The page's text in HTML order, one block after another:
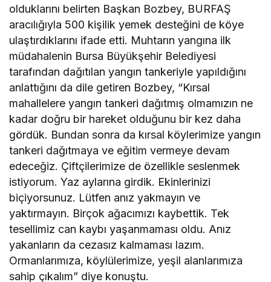
olduklarını belirten Başkan Bozbey, BURFAŞ
aracılığıyla 500 kişilik yemek desteğini de köye
ulaştırdıklarını ifade etti. Muhtarın yangına ilk
müdahalenin Bursa Büyükşehir Belediyesi
tarafından dağıtılan yangın tankeriyle yapıldığını
anlattığını da dile getiren Bozbey, “Kırsal
mahallelere yangın tankeri dağıtmış olmamızın ne
kadar doğru bir hareket olduğunu bir kez daha
gördük. Bundan sonra da kırsal köylerimize yangın
tankeri dağıtmaya ve eğitim vermeye devam
edeceğiz. Çiftçilerimize de özellikle seslenmek
istiyorum. Yaz aylarına girdik. Ekinlerinizi
biçiyorsunuz. Lütfen anız yakmayın ve
yaktırmayın. Birçok ağacımızı kaybettik. Tek
tesellimiz can kaybı yaşanmaması oldu. Anız
yakanların da cezasız kalmaması lazım.
Ormanlarımıza, köylülerimize, yeşil alanlarımıza
sahip çıkalım” diye konuştu.